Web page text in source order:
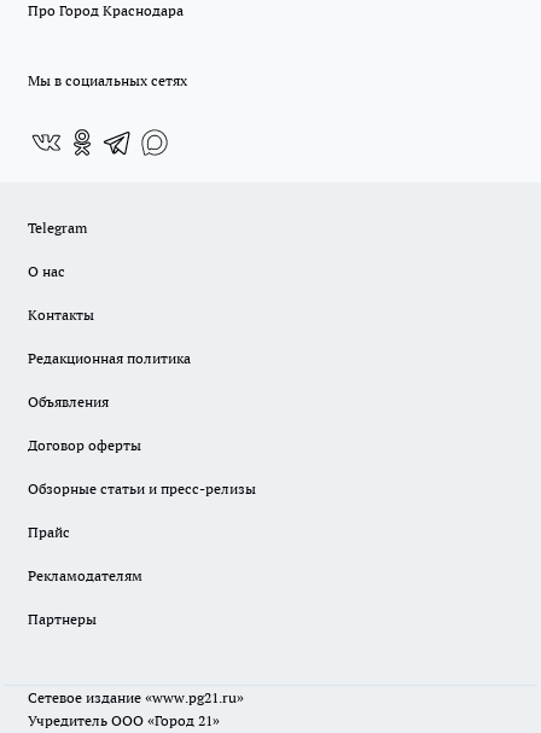
Про Город Краснодара
Мы в социальных сетях
Telegram
О нас
Контакты
Редакционная политика
Объявления
Договор оферты
Обзорные статьи и пресс-релизы
Прайс
Рекламодателям
Партнеры
Сетевое издание «www.pg21.ru»
Учредитель ООО «Город 21»